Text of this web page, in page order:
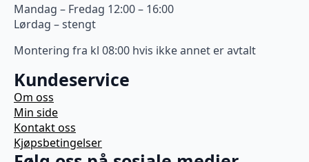
Mandag – Fredag 12:00 – 16:00
Lørdag – stengt
Montering fra kl 08:00 hvis ikke annet er avtalt
Kundeservice
Om oss
Min side
Kontakt oss
Kjøpsbetingelser